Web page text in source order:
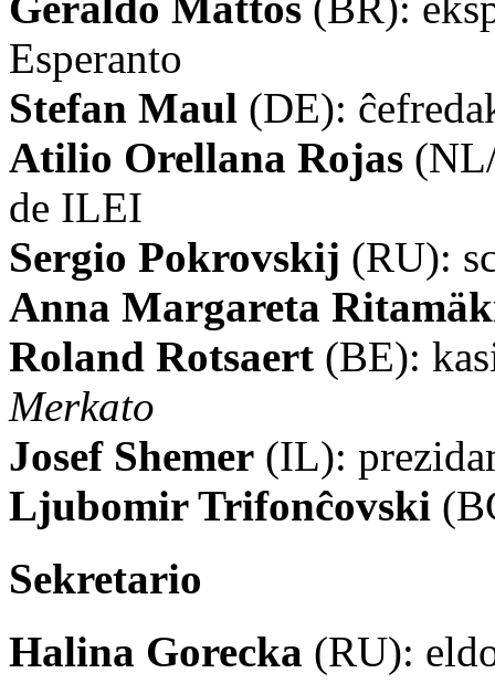
Esperanto
Stefan Maul (DE):
Atilio Orellana Rojas
de ILEI
Sergio Pokrovskij (RU):
Anna Margareta
Roland Rotsaert (BE):
Merkato
Josef Shemer (IL):
Ljubomir Trifonĉovski
Sekretario
Halina Gorecka (RU):